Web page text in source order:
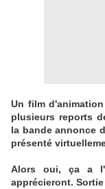
Un film
plusieurs reports
la bande annonce
présenté
Alors oui, ça a
apprécieront.